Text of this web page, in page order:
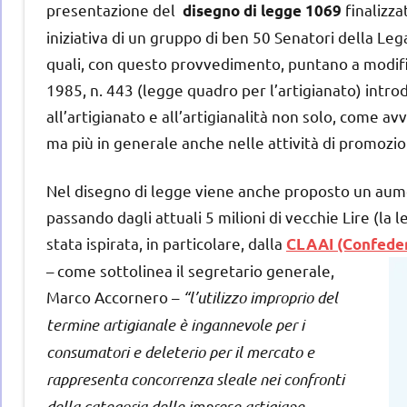
presentazione del disegno di legge 1069
iniziativa di un gruppo di ben 50 Senatori della
quali, con questo provvedimento, puntano a
1985, n. 443 (legge quadro per l’artigianato)
all’artigianato e all’artigianalità non solo, come
ma più in generale anche nelle attività di
Nel disegno di legge viene anche proposto un
passando dagli attuali 5 milioni di vecchie Lire (la
stata ispirata, in particolare, dalla CLAAI
– come sottolinea il segretario generale,
Marco Accornero – “l’utilizzo improprio del
termine artigianale è ingannevole per i
consumatori e deleterio per il mercato e
rappresenta concorrenza sleale nei confronti